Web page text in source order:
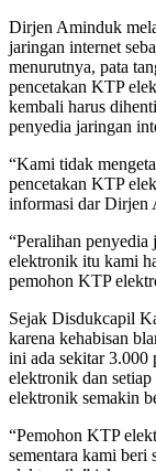
Dirjen Aminduk
jaringan internet
menurutnya, pata
pencetakan KTP
kembali harus
penyedia jaringan
“Kami tidak
pencetakan KTP
informasi dar Dirjen
“Peralihan
elektronik itu kami
pemohon KTP
Sejak Disdukcapil
karena kehabisan
ini ada sekitar 3.000
elektronik dan
elektronik semakin
“Pemohon KTP
sementara kami beri